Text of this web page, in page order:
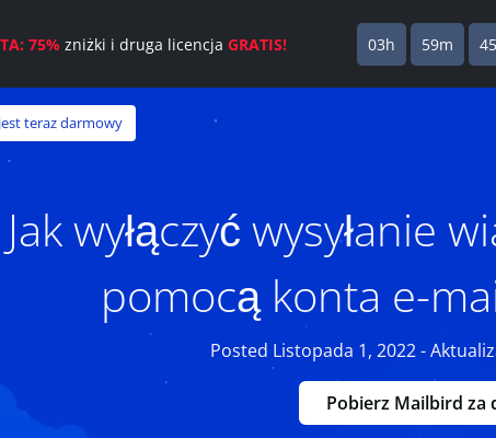
teraz darmowy
Jak wyłączyć wysyłanie
pomocą konta e-
Posted Listopada 1, 2022 -
Pobierz Mailbird za
75% zniżki i druga licencjaGRATIS! 03h 59m